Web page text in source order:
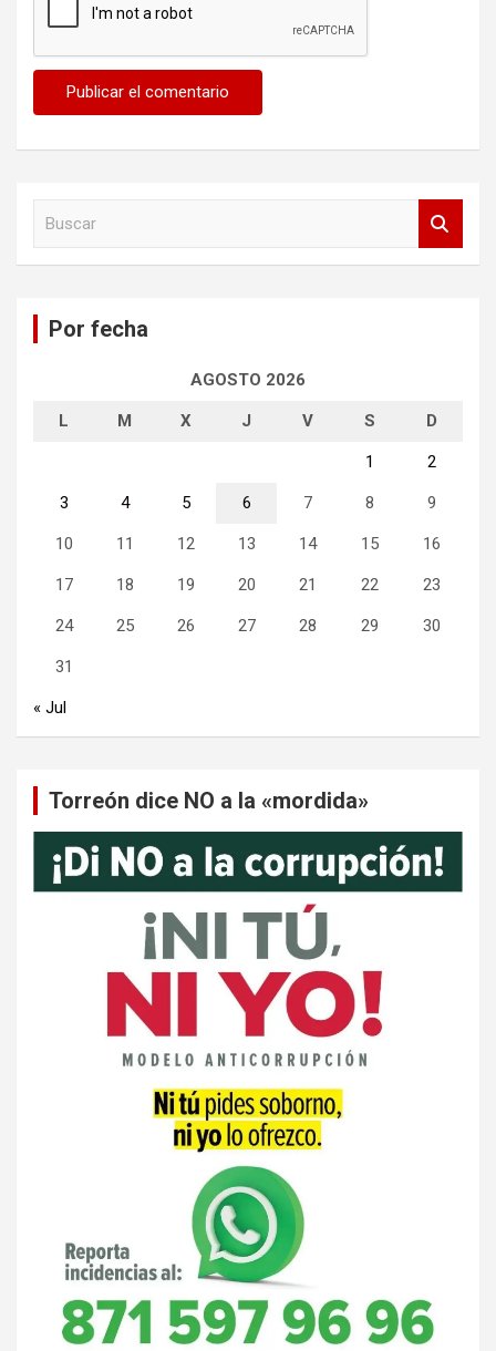
Por fecha
AGOSTO 2026
L M X J V S D
1 2
3 4 5 6 7 8 9
10 11 12 13 14 15 16
17 18 19 20 21 22 23
24 25 26 27 28 29 30
31
« Jul
Torreón dice NO a la «mordida»